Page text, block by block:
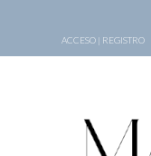
ACCESO | REGISTRO